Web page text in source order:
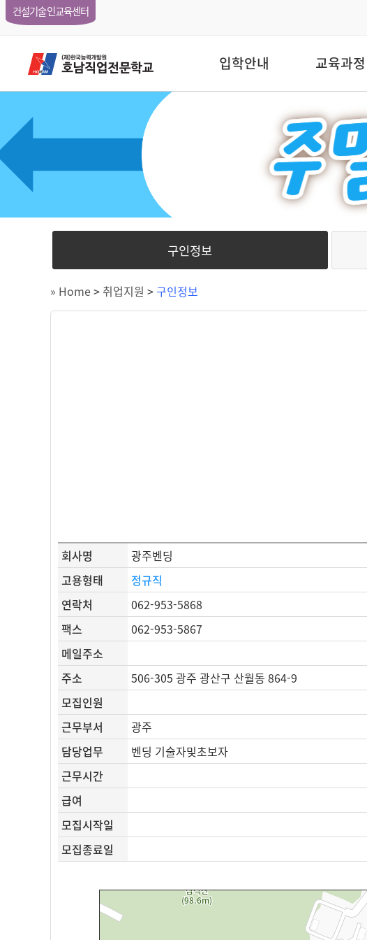
건설기술인교육센터
입학안내 교육과정
구인정보
» Home> 취업지원 >구인정보
회사명
광주벤딩
고용형태
정규직
연락처
062-953-5868
팩스
062-953-5867
메일주소
주소
506-305 광주 광산구 산월동 864-9
모집인원
근무부서
광주
담당업무
벤딩 기술자및초보자
근무시간
급여
모집시작일
모집종료일